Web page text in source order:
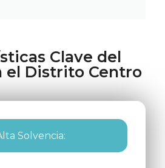
Clave del
el Distrito Centro
Solvencia: